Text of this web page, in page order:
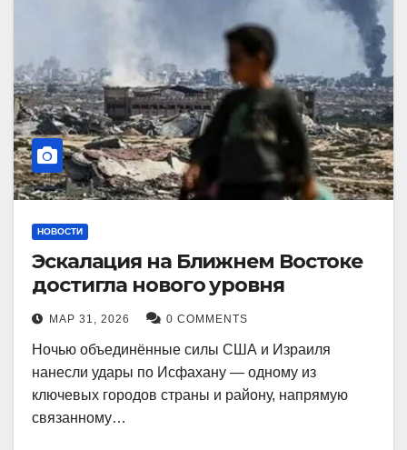
НОВОСТИ
Эскалация на Ближнем Востоке
достигла нового уровня
МАР 31, 2026 0 COMMENTS
Ночью объединённые силы США и Израиля
нанесли удары по Исфахану — одному из
ключевых городов страны и району, напрямую
связанному…